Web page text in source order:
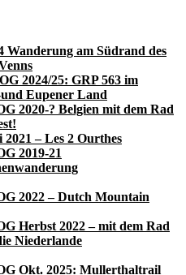
Wanderung am Südrand des
2024/25: GRP 563 im
Eupener Land
2020-? Belgien mit dem Rad
2021 – Les 2 Ourthes
2019-21
2022 – Dutch Mountain
Herbst 2022 – mit dem Rad
Niederlande
Okt. 2025: Mullerthaltrail